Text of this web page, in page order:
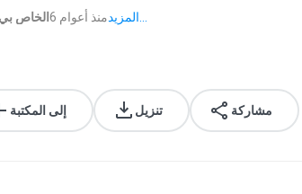
4shared الخاص بي 6 منذ أعوام
إلى المكتبة تنزيل مشاركة